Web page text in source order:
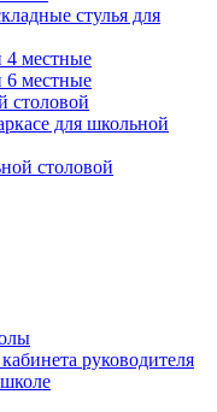
стулья для
4 местные
6 местные
столовой
для школьной
столовой
руководителя